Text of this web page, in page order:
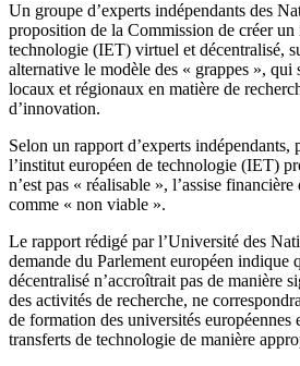
Un groupe d’experts indépendants des
proposition de la Commission de créer un
technologie (IET) virtuel et décentralisé,
alternative le modèle des « grappes », qui
locaux et régionaux en matière de
d’innovation.
Selon un rapport d’experts
l’institut européen de technologie (IET)
n’est pas « réalisable », l’assise
comme « non viable ».
Le rapport rédigé par l’Université des
demande du Parlement européen indique
décentralisé n’accroîtrait pas de manière
des activités de recherche, ne
de formation des universités européennes
transferts de technologie de manière